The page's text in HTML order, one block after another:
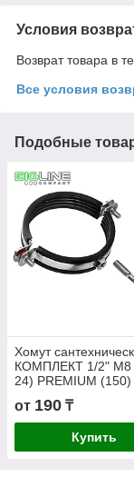
Условия
Возврат товара в
Все условия
Подобные
Хомут
КОМПЛЕКТ 1/2" М8
24) PREMIUM (150)
от 190 ₸
Купить